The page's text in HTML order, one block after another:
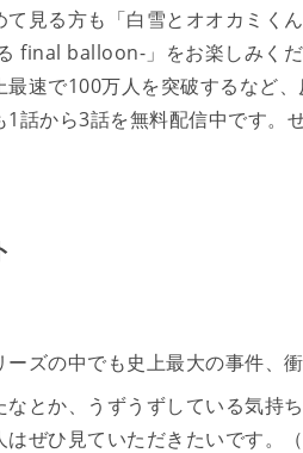
て見る方も「白雪とオオカミく
final balloon-」をお楽しみく
最速で100万人を突破するなど
話から3話を無料配信中です。
ーズの中でも史上最大の事件、
なとか、うずうずしている気持
ぜひ見ていただきたいです。（